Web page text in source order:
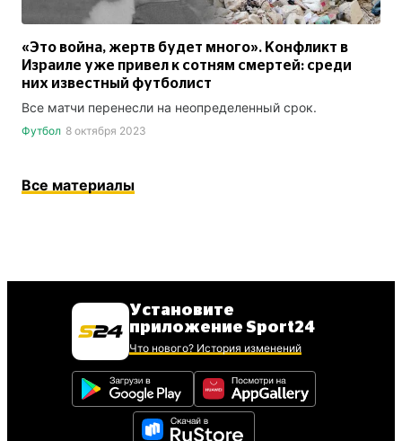
«Это война, жертв будет много». Конфликт в
Израиле уже привел к сотням смертей: среди
них известный футболист
Все матчи перенесли на неопределенный срок.
Футбол 8 октября 2023
Все материалы
Установите
приложение Sport24
Что нового? История изменений